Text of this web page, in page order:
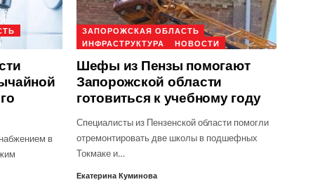
в
ЗАПОРОЖСКАЯ ОБЛАСТЬ
ИНФРАСТРУКТУРА
НОВОСТИ
Шефы из Пензы помогают
Запорожской области
готовиться к учебному году
Специалисты из Пензенской области помогли
отремонтировать две школы в подшефных
Токмаке и…
Екатерина Куминова